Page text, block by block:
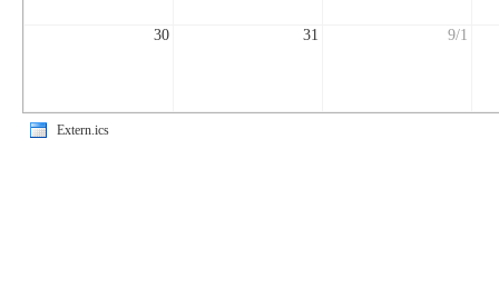
30 31 9/1
Extern.ics